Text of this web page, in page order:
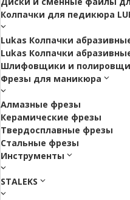
Колпачки для педикюра
Lukas Колпачки
Lukas Колпачки
Шлифовщики и
Фрезы для маникюра
Алмазные фрезы
Керамические фрезы
Твердосплавные фрезы
Стальные фрезы
Инструменты
STALEKS